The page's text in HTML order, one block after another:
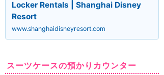
Locker Rentals | Shanghai Disney
Resort
www.shanghaidisneyresort.com
スーツケースの預かりカウンター